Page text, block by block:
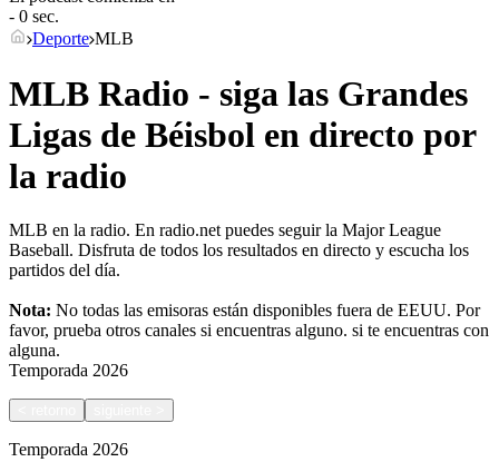
- 0 sec.
Deporte MLB
MLB Radio - siga las Grandes
Ligas de Béisbol en directo por
la radio
MLB en la radio. En radio.net puedes seguir la Major League
Baseball. Disfruta de todos los resultados en directo y escucha los
partidos del día.
Nota: No todas las emisoras están disponibles fuera de EEUU. Por
favor, prueba otros canales si encuentras alguno. si te encuentras con
alguna.
Temporada 2026
Temporada 2026